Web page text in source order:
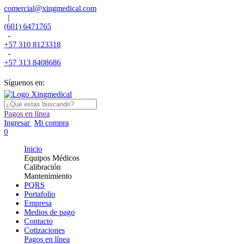
comercial@xingmedical.com
|
(601) 6471765
-
+57 310 8123318
-
+57 313 8408686
Síguenos en:
Pagos en línea
Ingresar Mi compra
0
Inicio
Equipos Médicos
Calibración
Mantenimiento
PQRS
Portafolio
Empresa
Medios de pago
Contacto
Cotizaciones
Pagos en línea